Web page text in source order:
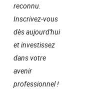
reconnu.
Inscrivez-vous
dès aujourd'hui
et investissez
dans votre
avenir
professionnel !